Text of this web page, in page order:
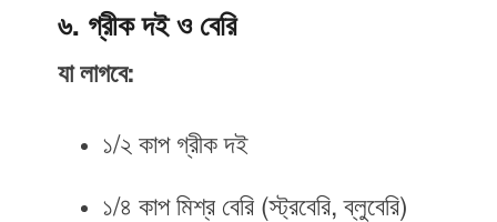
৬. গ্রীক দই ও বেরি
যা লাগবে:
১/২ কাপ গ্রীক দই
১/৪ কাপ মিশ্র বেরি (স্ট্রবেরি, ব্লুবেরি)